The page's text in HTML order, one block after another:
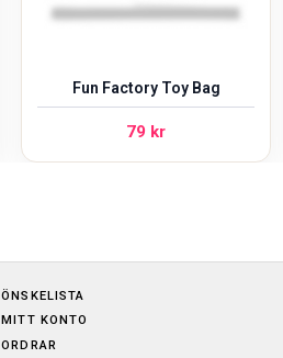
Fun Factory Toy Bag
79 kr
ÖNSKELISTA
MITT KONTO
ORDRAR